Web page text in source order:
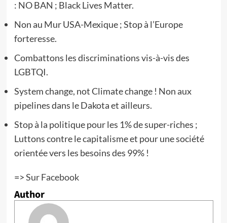
: NO BAN ; Black Lives Matter.
Non au Mur USA-Mexique ; Stop à l’Europe
forteresse.
Combattons les discriminations vis-à-vis des
LGBTQI.
System change, not Climate change ! Non aux
pipelines dans le Dakota et ailleurs.
Stop à la politique pour les 1% de super-riches ;
Luttons contre le capitalisme et pour une société
orientée vers les besoins des 99% !
=>Sur Facebook
Author